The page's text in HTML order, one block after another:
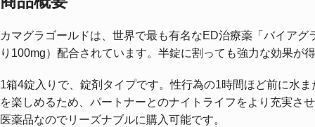
カマグラゴールドは、世界で最も有名なED治療薬「バイア
り100mg）配合されています。半錠に割っても強力な効果
1箱4錠入りで、錠剤タイプです。性行為の1時間ほど前に水
を楽しめるため、パートナーとのナイトライフをより充実さ
医薬品なのでリーズナブルに購入可能です。